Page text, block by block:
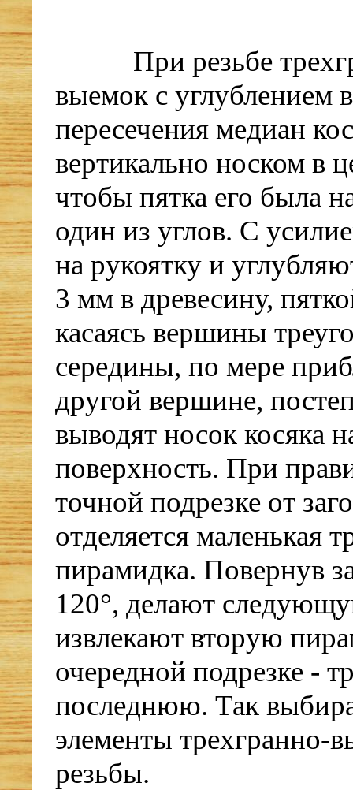
При резьбе
выемок с углублением
пересечения медиан
вертикально носком в
чтобы пятка его была
один из углов. С
на рукоятку и
3 мм в древесину,
касаясь вершины
середины, по мере
другой вершине,
выводят носок косяка
поверхность. При
точной подрезке от
отделяется маленькая
пирамидка. Повернув
120°, делают
извлекают вторую
очередной подрезке -
последнюю. Так
элементы трехгранно-
резьбы.